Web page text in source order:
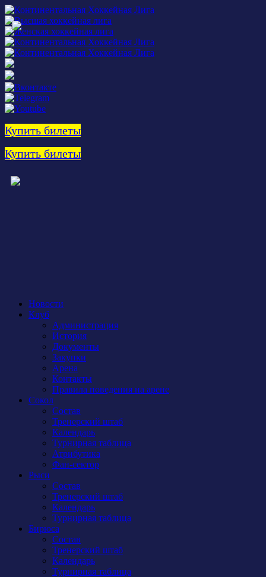
Купить билеты
Купить билеты
Новости
Клуб
Администрация
История
Документы
Закупки
Арена
Контакты
Правила поведения на арене
Сокол
Состав
Тренерский штаб
Календарь
Турнирная таблица
Атрибутика
Фан-сектор
Рыси
Состав
Тренерский штаб
Календарь
Турнирная таблица
Бирюса
Состав
Тренерский штаб
Календарь
Турнирная таблица